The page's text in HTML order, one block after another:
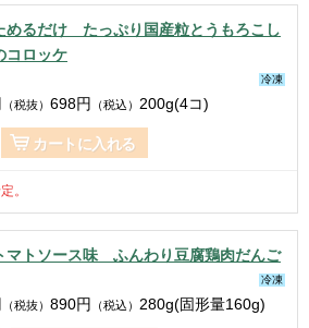
めるだけ たっぷり国産粒とうもろこし
コロッケ
冷凍
（税抜） 698円 （税込） 200g(4コ)
カートに入れる
。
マトソース味 ふんわり豆腐鶏肉だんご
冷凍
（税抜） 890円 （税込） 280g(固形量160g)